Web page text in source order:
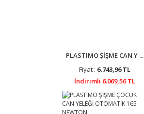
PLASTIMO ŞİŞME CAN Y ...
Fiyat : 6.743,96 TL
İndirimli 6.069,56 TL